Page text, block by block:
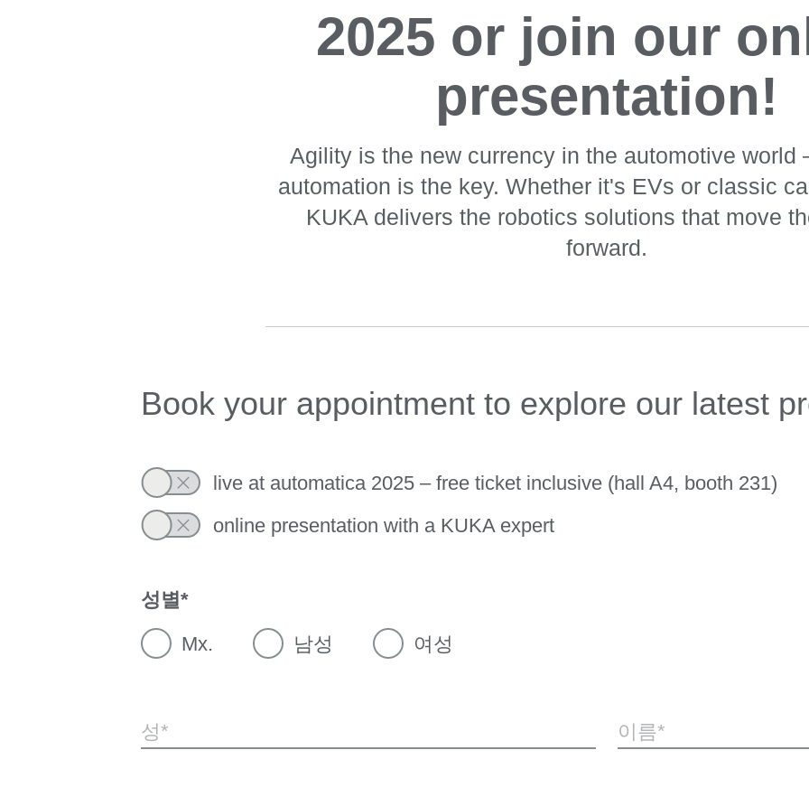
2025 or join our
presentation!
Agility is the new currency in the automotive world
automation is the key. Whether it's EVs or classic
KUKA delivers the robotics solutions that move
forward.
Book your appointment to explore our latest
live at automatica 2025 – free ticket inclusive (hall A4, booth 231)
online presentation with a KUKA expert
성별
Mx.
남성 여성
성 이름